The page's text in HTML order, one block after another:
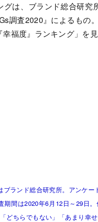
は、ブランド総合研究
調査2020』によるも
福度』ランキング」を見
ブランド総合研究所。アンケ
期間は2020年6月12日～29日
どちらでもない」「あまり幸